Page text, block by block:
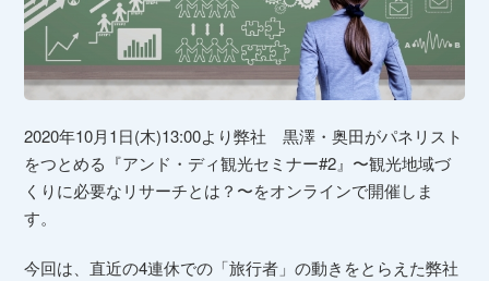
2020年10月1日(木)13:00より弊社 黒澤・奥田がパネリスト
をつとめる『アンド・ディ観光セミナー#2』〜観光地域づ
くりに必要なリサーチとは？〜をオンラインで開催しま
す。
今回は、直近の4連休での「旅行者」の動きをとらえた弊社